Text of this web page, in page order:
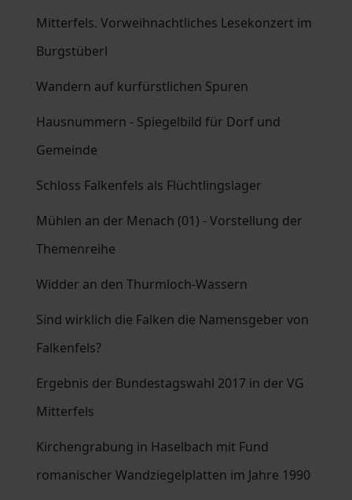
Mitterfels. Vorweihnachtliches Lesekonzert im
Burgstüberl
Wandern auf kurfürstlichen Spuren
Hausnummern - Spiegelbild für Dorf und
Gemeinde
Schloss Falkenfels als Flüchtlingslager
Mühlen an der Menach (01) - Vorstellung der
Themenreihe
Widder an den Thurmloch-Wassern
Sind wirklich die Falken die Namensgeber von
Falkenfels?
Ergebnis der Bundestagswahl 2017 in der VG
Mitterfels
Kirchengrabung in Haselbach mit Fund
romanischer Wandziegelplatten im Jahre 1990